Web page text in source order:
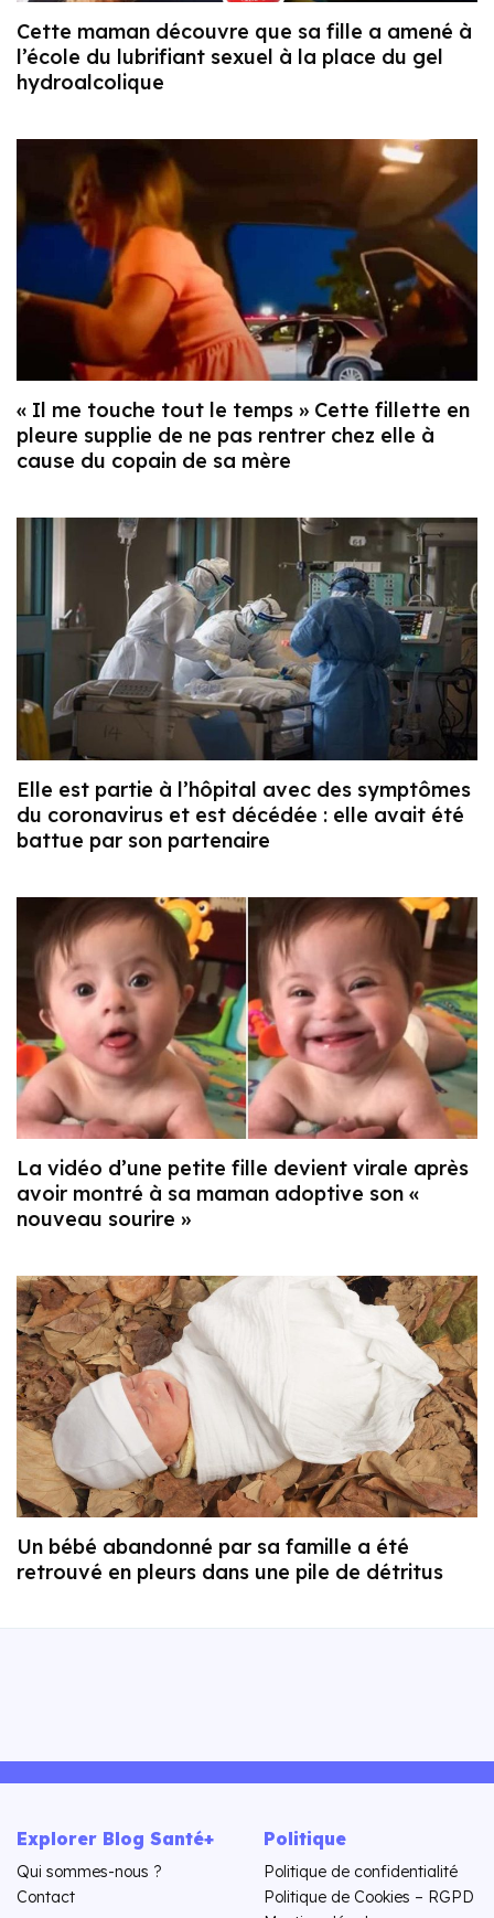
Cette maman découvre que sa fille a amené à
l’école du lubrifiant sexuel à la place du gel
hydroalcolique
« Il me touche tout le temps » Cette fillette en
pleure supplie de ne pas rentrer chez elle à
cause du copain de sa mère
Elle est partie à l’hôpital avec des symptômes
du coronavirus et est décédée : elle avait été
battue par son partenaire
La vidéo d’une petite fille devient virale après
avoir montré à sa maman adoptive son «
nouveau sourire »
Un bébé abandonné par sa famille a été
retrouvé en pleurs dans une pile de détritus
Explorer Blog Santé+
Qui sommes-nous ?
Contact
Politique
Politique de confidentialité
Politique de Cookies – RGPD